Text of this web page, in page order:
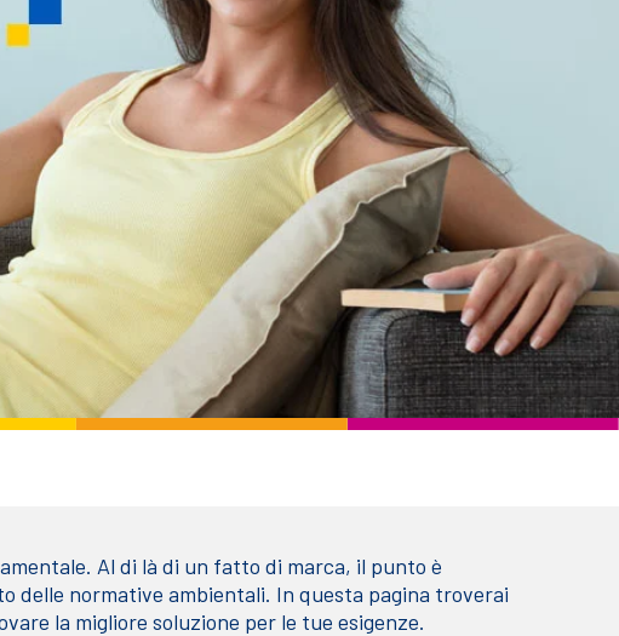
Al di là di un fatto di marca, il punto è
delle normative ambientali. In questa pagina troverai
la migliore soluzione per le tue esigenze.